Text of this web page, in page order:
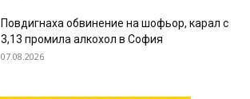
Повдигнаха обвинение на шофьор, карал с
3,13 промила алкохол в София
07.08.2026